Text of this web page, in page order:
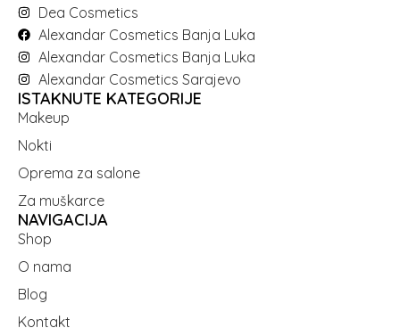
Dea Cosmetics
Alexandar Cosmetics Banja Luka
Alexandar Cosmetics Banja Luka
Alexandar Cosmetics Sarajevo
ISTAKNUTE KATEGORIJE
Makeup
Nokti
Oprema za salone
Za muškarce
NAVIGACIJA
Shop
O nama
Blog
Kontakt